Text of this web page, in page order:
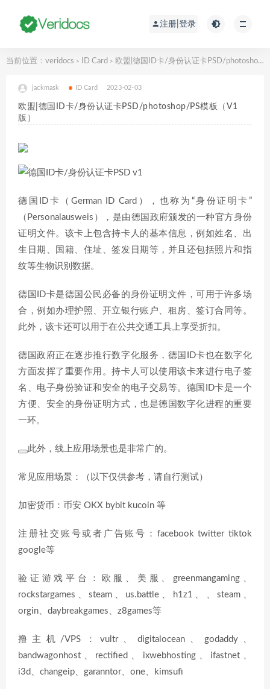
注册|登录
当前位置： veridocs > ID Card > 欧盟|德国ID卡/身份认证卡PSD/photoshop/PS模板（V1版）
jackmask ID Card 2023-02-03
欧盟|德国ID卡/身份认证卡PSD/photoshop/PS模板（V1
版）
德国ID卡（German ID Card），也称为“身份证明卡”
（Personalausweis），是由德国政府颁发的一种官方身份
证明文件。该卡上包含持卡人的基本信息，例如姓名、出
生日期、国籍、住址、签发日期等，并且还包括照片和指
纹等生物识别数据。
德国ID卡是德国公民必备的身份证明文件，可用于许多场
合，例如办理护照、开立银行账户、租房、签订合同等。
此外，该卡还可以用于在公共交通工具上享受折扣。
德国政府正在逐步推行数字化服务，德国ID卡也在数字化
方面发挥了重要作用。持卡人可以使用该卡来进行电子签
名、电子身份验证和安全的电子交易等。德国ID卡是一个
方便、安全的身份证明方式，也是德国数字化进程的重要
一环。
此外，线上应用场景也是非常广的。
常见应用场景：（以下仅供参考，请自行测试）
加密货币：币安 OKX bybit kucoin 等
注册社交账号或者广告账号：facebook twitter tiktok
google等
验证游戏平台：欧服、美服、greenmangaming、
rockstargames、steam、us.battle、h1z1、、steam、
orgin、daybreakgames、z8games等
撸主机/VPS：vultr、digitalocean、godaddy、
bandwagonhost、rectified、ixwebhosting、ifastnet、
i3d、changeip、garanntor、one、kimsufi